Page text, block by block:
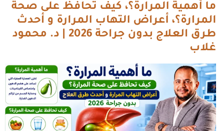
ما أهمية المرارة؟، كيف تحافظ على صحة
المرارة؟، أعراض التهاب المرارة و أحدث
طرق العلاج بدون جراحة 2026 | د. محمود
غلاب